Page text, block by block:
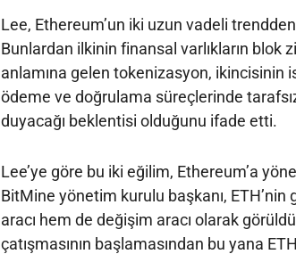
Lee, Ethereum’un iki uzun vadeli
Bunlardan ilkinin finansal varlıkların blok
anlamına gelen tokenizasyon, ikincisinin
ödeme ve doğrulama süreçlerinde
duyacağı beklentisi olduğunu ifade etti.
Lee’ye göre bu iki eğilim, Ethereum’a
BitMine yönetim kurulu başkanı,
aracı hem de değişim aracı olarak
çatışmasının başlamasından bu yana